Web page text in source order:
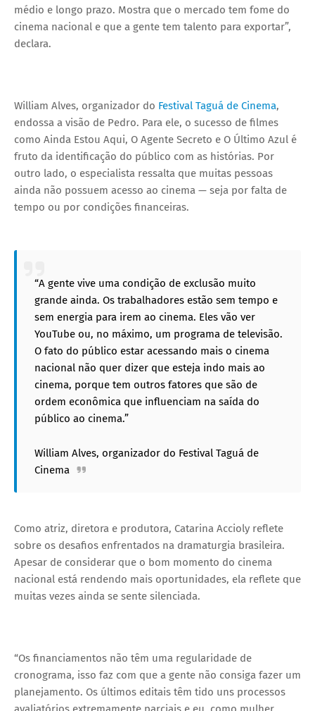
médio e longo prazo. Mostra que o mercado tem fome do
cinema nacional e que a gente tem talento para exportar”,
declara.
William Alves, organizador do Festival Taguá de Cinema,
endossa a visão de Pedro. Para ele, o sucesso de filmes
como Ainda Estou Aqui, O Agente Secreto e O Último Azul é
fruto da identificação do público com as histórias. Por
outro lado, o especialista ressalta que muitas pessoas
ainda não possuem acesso ao cinema — seja por falta de
tempo ou por condições financeiras.
“A gente vive uma condição de exclusão muito
grande ainda. Os trabalhadores estão sem tempo e
sem energia para irem ao cinema. Eles vão ver
YouTube ou, no máximo, um programa de televisão.
O fato do público estar acessando mais o cinema
nacional não quer dizer que esteja indo mais ao
cinema, porque tem outros fatores que são de
ordem econômica que influenciam na saída do
público ao cinema.”
William Alves, organizador do Festival Taguá de
Cinema
Como atriz, diretora e produtora, Catarina Accioly reflete
sobre os desafios enfrentados na dramaturgia brasileira.
Apesar de considerar que o bom momento do cinema
nacional está rendendo mais oportunidades, ela reflete que
muitas vezes ainda se sente silenciada.
“Os financiamentos não têm uma regularidade de
cronograma, isso faz com que a gente não consiga fazer um
planejamento. Os últimos editais têm tido uns processos